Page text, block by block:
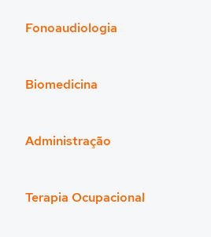
Fonoaudiologia
Biomedicina
Administração
Terapia Ocupacional